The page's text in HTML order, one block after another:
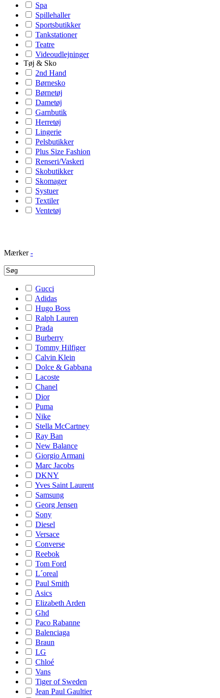
Spa
Spillehaller
Sportsbutikker
Tankstationer
Teatre
Videoudlejninger
Tøj & Sko
2nd Hand
Børnesko
Børnetøj
Dametøj
Garnbutik
Herretøj
Lingerie
Pelsbutikker
Plus Size Fashion
Renseri/Vaskeri
Skobutikker
Skomager
Systuer
Textiler
Ventetøj
Mærker -
Gucci
Adidas
Hugo Boss
Ralph Lauren
Prada
Burberry
Tommy Hilfiger
Calvin Klein
Dolce & Gabbana
Lacoste
Chanel
Dior
Puma
Nike
Stella McCartney
Ray Ban
New Balance
Giorgio Armani
Marc Jacobs
DKNY
Yves Saint Laurent
Samsung
Georg Jensen
Sony
Diesel
Versace
Converse
Reebok
Tom Ford
L´oreal
Paul Smith
Asics
Elizabeth Arden
Ghd
Paco Rabanne
Balenciaga
Braun
LG
Chloé
Vans
Tiger of Sweden
Jean Paul Gaultier